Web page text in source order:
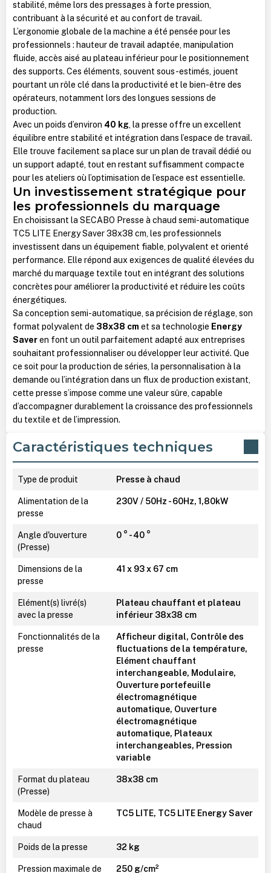
stabilité, même lors des pressages à forte pression,
contribuant à la sécurité et au confort de travail.
L’ergonomie globale de la machine a été pensée pour les
professionnels : hauteur de travail adaptée, manipulation
fluide, accès aisé au plateau inférieur pour le positionnement
des supports. Ces éléments, souvent sous-estimés, jouent
pourtant un rôle clé dans la productivité et le bien-être des
opérateurs, notamment lors des longues sessions de
production.
Avec un poids d’environ 40 kg, la presse offre un excellent
équilibre entre stabilité et intégration dans l’espace de travail.
Elle trouve facilement sa place sur un plan de travail dédié ou
un support adapté, tout en restant suffisamment compacte
pour les ateliers où l’optimisation de l’espace est essentielle.
Un investissement stratégique pour
les professionnels du marquage
En choisissant la SECABO Presse à chaud semi-automatique
TC5 LITE Energy Saver 38x38 cm, les professionnels
investissent dans un équipement fiable, polyvalent et orienté
performance. Elle répond aux exigences de qualité élevées du
marché du marquage textile tout en intégrant des solutions
concrètes pour améliorer la productivité et réduire les coûts
énergétiques.
Sa conception semi-automatique, sa précision de réglage, son
format polyvalent de 38x38 cm et sa technologie Energy
Saveren font un outil parfaitement adapté aux entreprises
souhaitant professionnaliser ou développer leur activité. Que
ce soit pour la production de séries, la personnalisation à la
demande ou l’intégration dans un flux de production existant,
cette presse s’impose comme une valeur sûre, capable
d’accompagner durablement la croissance des professionnels
du textile et de l’impression.
Caractéristiques techniques
Type de produit Presse à chaud
Alimentation de la
presse
230V / 50Hz - 60Hz, 1,80kW
Angle d'ouverture
(Presse)
0 ° - 40 °
Dimensions de la
presse
41 x 93 x 67 cm
Elément(s) livré(s)
avec la presse
Plateau chauffant et plateau
inférieur 38x38 cm
Fonctionnalités de la
presse
Afficheur digital, Contrôle des
fluctuations de la température,
Elément chauffant
interchangeable, Modulaire,
Ouverture portefeuille
électromagnétique
automatique, Ouverture
électromagnétique
automatique, Plateaux
interchangeables, Pression
variable
Format du plateau
(Presse)
38x38 cm
Modèle de presse à
chaud
TC5 LITE, TC5 LITE Energy Saver
Poids de la presse 32 kg
Pression maximale de
250 g/cm²